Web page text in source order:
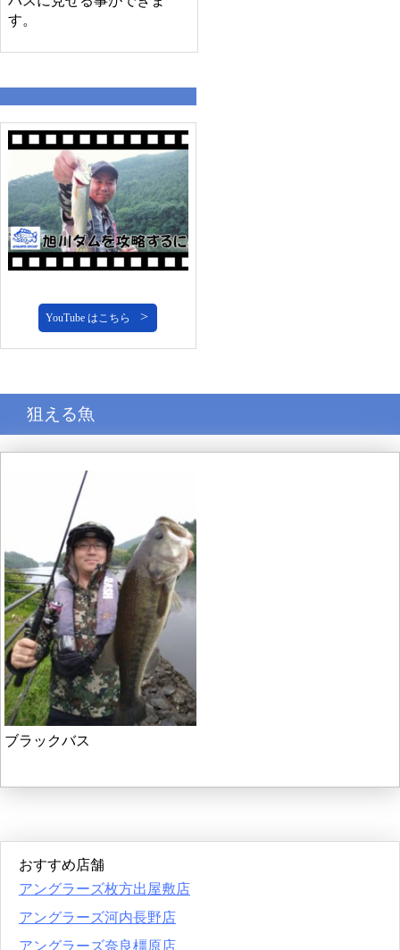
す。
YouTube はこちら
狙える魚
ブラックバス
おすすめ店舗
アングラーズ枚方出屋敷店
アングラーズ河内長野店
アングラーズ奈良橿原店